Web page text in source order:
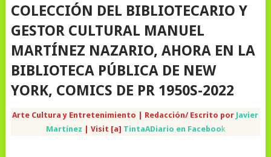
COLECCIÓN DEL BIBLIOTECARIO Y
GESTOR CULTURAL MANUEL
MARTÍNEZ NAZARIO, AHORA EN LA
BIBLIOTECA PÚBLICA DE NEW
YORK, COMICS DE PR 1950S-2022
Arte Cultura y Entretenimiento | Redacción/ Escrito por Javier
Martínez | Visit [a] TintaADiario en Faceboo k